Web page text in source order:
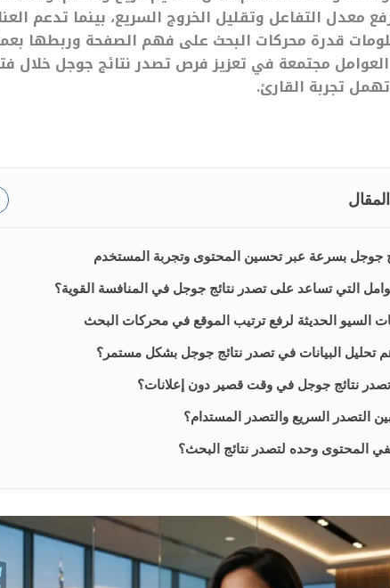
معدل التفاعل وتقليل الخروج السريع، بينما تدعم
قدرة محركات البحث على فهم الصفحة وربطها
مجتمعة في تعزيز فرص تصدر نتائج جوجل خلال
تجربة القارئ.
جوجل بسرعة عبر تحسين المحتوى وتجربة المستخدم
التي تساعد على تصدر نتائج جوجل في المنافسة القوية؟
السيو الحديثة لرفع ترتيب الموقع في محركات البحث
تحليل البيانات في تصدر نتائج جوجل بشكل مستمر؟
نتائج جوجل في وقت قصير دون إعلانات؟
التصدر السريع والتصدر المستدام؟
المحتوى وحده لتصدر نتائج البحث؟